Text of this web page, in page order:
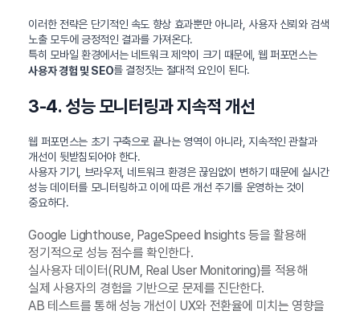
이러한 전략은 단기적인 속도 향상 효과뿐만 아니라, 사용자 신뢰와 검색
노출 모두에 긍정적인 결과를 가져온다.
특히 모바일 환경에서는 네트워크 제약이 크기 때문에, 웹 퍼포먼스는
사용자 경험 및 SEO를 결정짓는 절대적 요인이 된다.
3-4. 성능 모니터링과 지속적 개선
웹 퍼포먼스는 초기 구축으로 끝나는 영역이 아니라, 지속적인 관찰과
개선이 뒷받침되어야 한다.
사용자 기기, 브라우저, 네트워크 환경은 끊임없이 변하기 때문에 실시간
성능 데이터를 모니터링하고 이에 따른 개선 주기를 운영하는 것이
중요하다.
Google Lighthouse, PageSpeed Insights 등을 활용해
정기적으로 성능 점수를 확인한다.
실사용자 데이터(RUM, Real User Monitoring)를 적용해
실제 사용자의 경험을 기반으로 문제를 진단한다.
AB 테스트를 통해 성능 개선이 UX와 전환율에 미치는 영향을